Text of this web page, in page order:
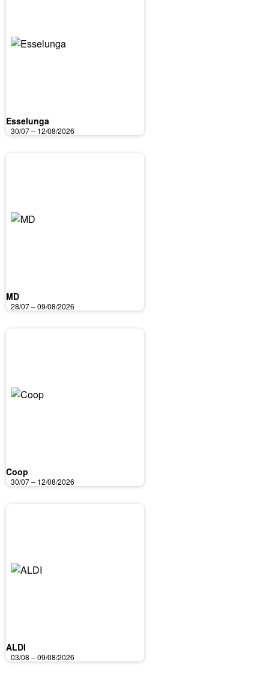
Esselunga
30/07 – 12/08/2026
MD
28/07 – 09/08/2026
Coop
30/07 – 12/08/2026
ALDI
03/08 – 09/08/2026